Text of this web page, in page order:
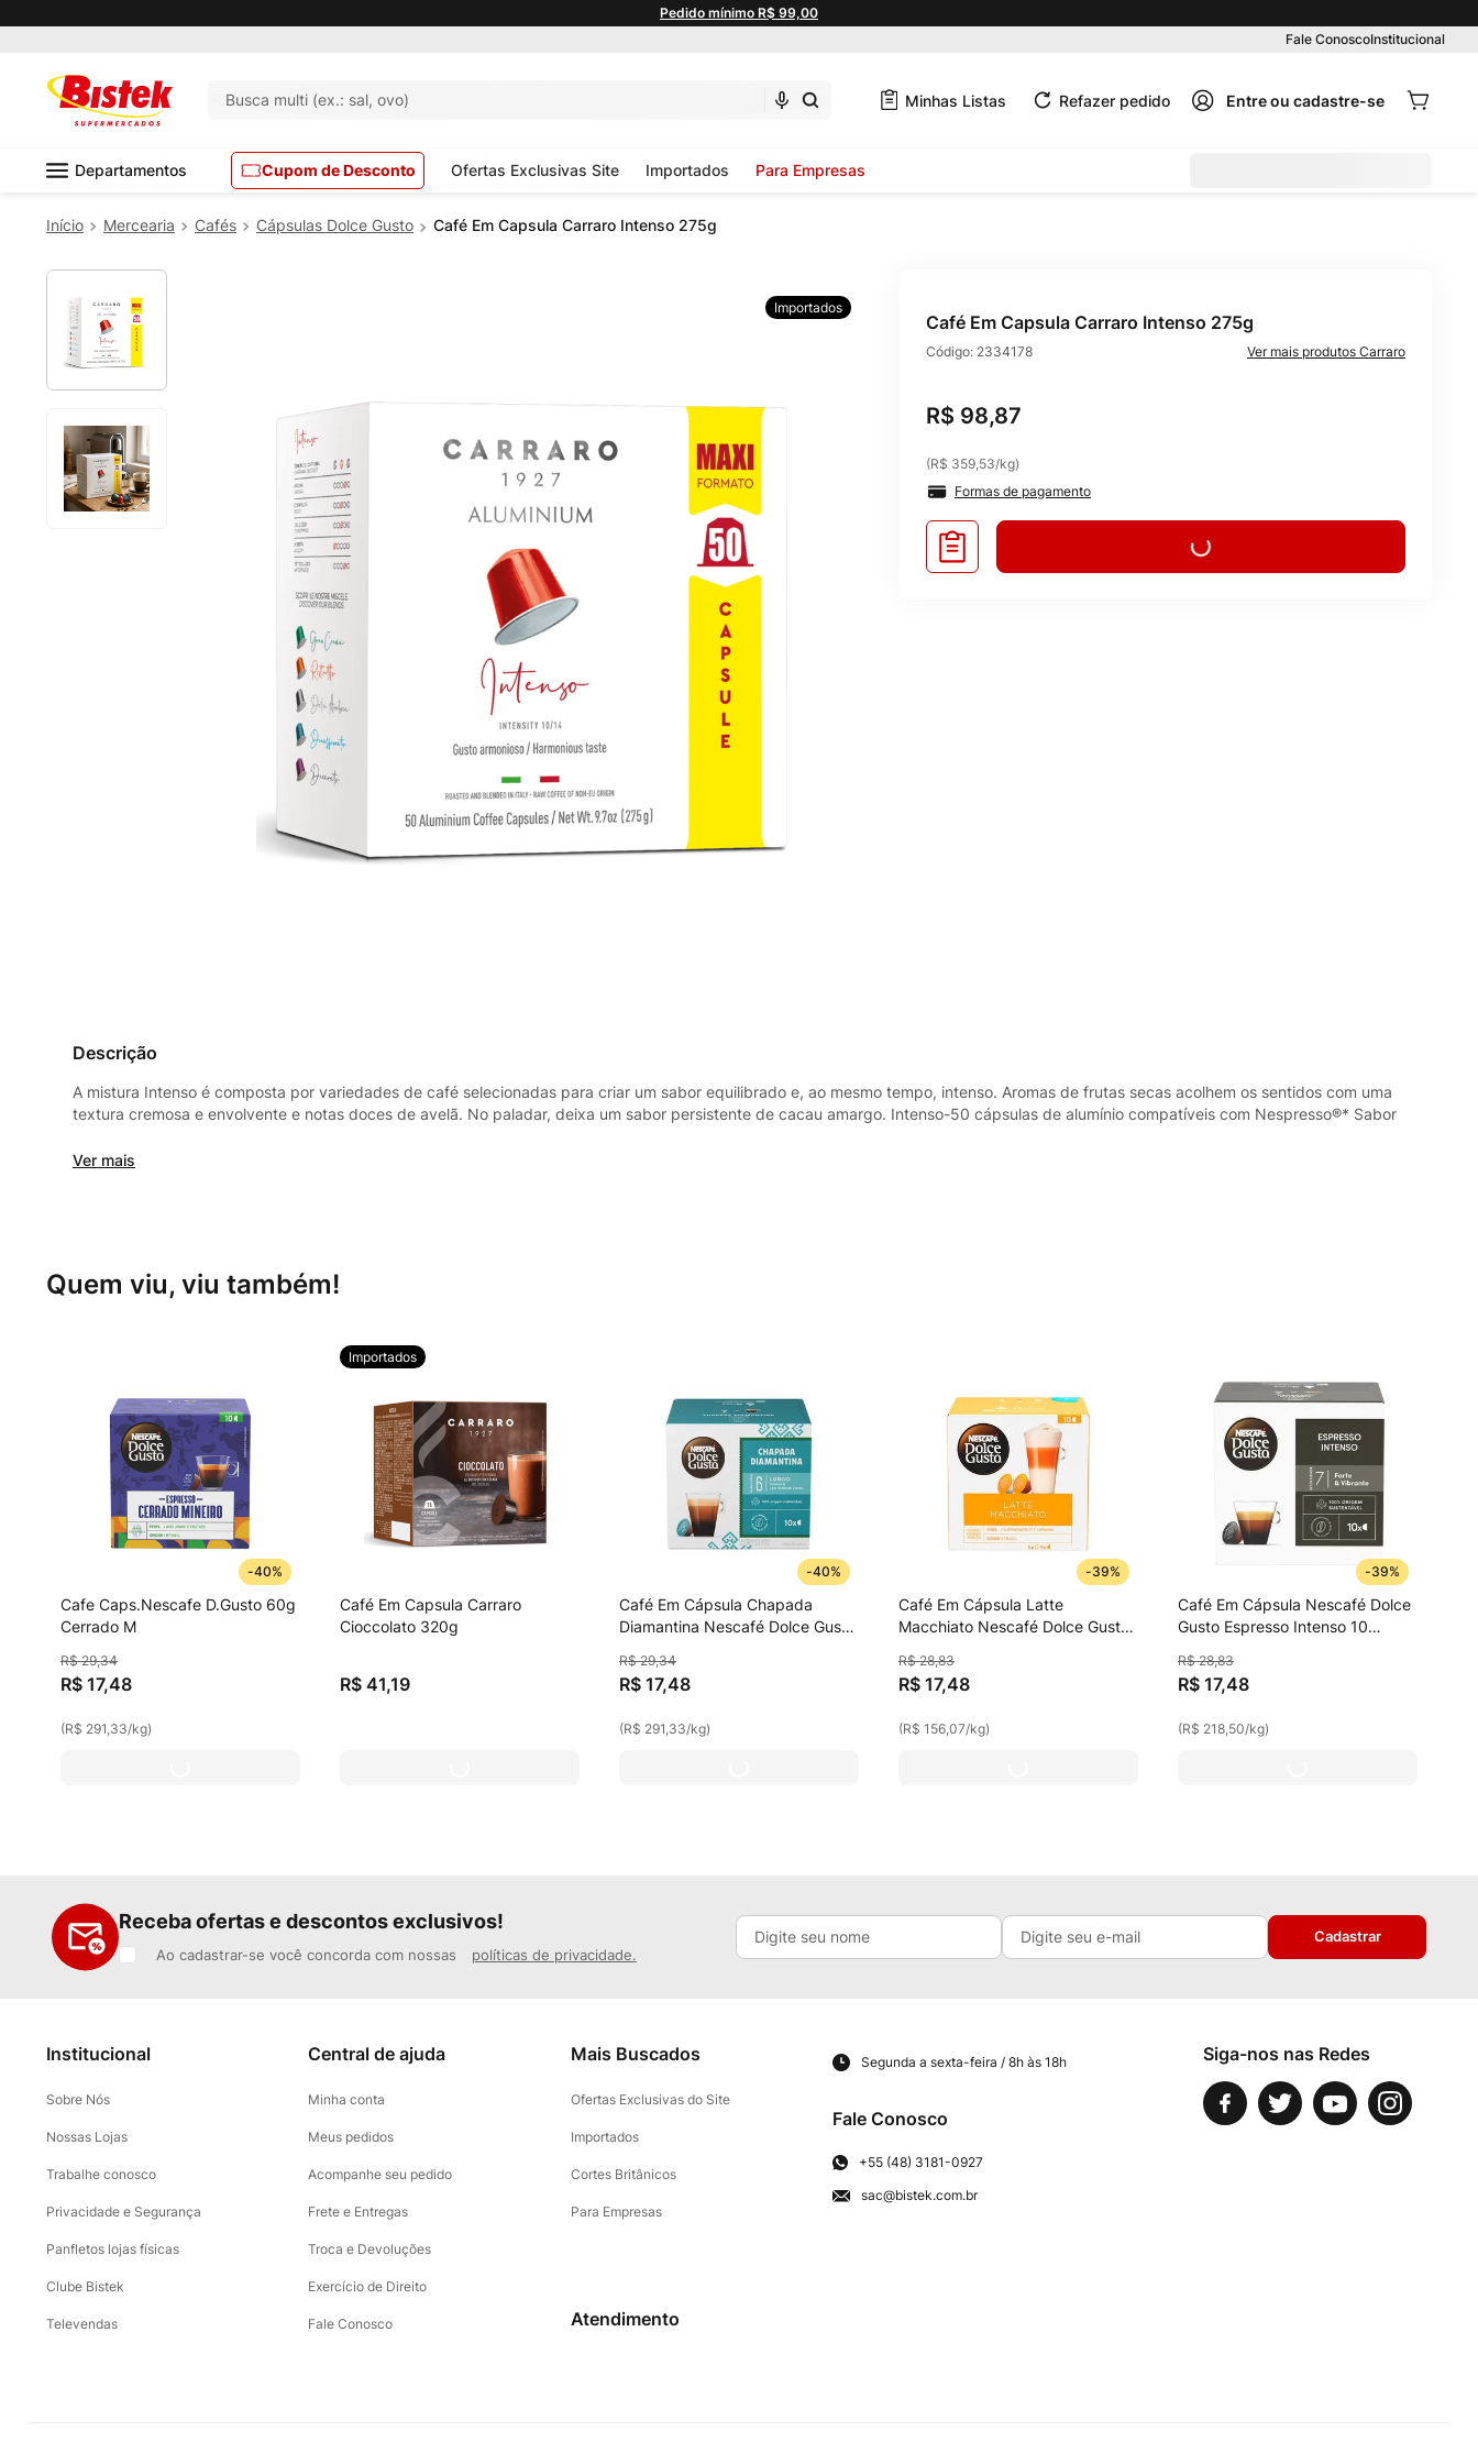
Pedido mínimo R$ 99,00
Fale ConoscoInstitucional
Busca multi (ex.: sal, ovo) Minhas Listas Refazer pedido
Departamentos Cupom de Desconto Ofertas Exclusivas Site Importados Para Empresas
Mercearia Cafés Cápsulas Dolce Gusto Café Em Capsula Carraro Intenso 275g
Importados
Café Em Capsula Carraro Intenso 275g
Código: 2334178 Carraro
R$ 98,87
(R$ 359,53/kg)
Formas de pagamento
Descrição
A mistura Intenso é composta por variedades de café selecionadas para criar um sabor equilibrado e, ao mesmo tempo, intenso. Aromas de frutas secas acolhem os sentidos com uma
textura cremosa e envolvente e notas doces de avelã. No paladar, deixa um sabor persistente de cacau amargo. Intenso-50 cápsulas de alumínio compatíveis com Nespresso®* Sabor
Ver mais
Quem viu, viu também!
-40%
Cafe Caps.Nescafe D.Gusto 60g
Cerrado M
R$ 29,34
R$ 17,48
(R$ 291,33/kg)
Importados
Café Em Capsula Carraro
Cioccolato 320g
R$ 41,19
-40%
Café Em Cápsula Chapada
Diamantina Nescafé Dolce Gusto
R$ 29,34
R$ 17,48
(R$ 291,33/kg)
-39%
Café Em Cápsula Latte
Macchiato Nescafé Dolce Gusto
R$ 28,83
R$ 17,48
(R$ 156,07/kg)
-39%
Café Em Cápsula Nescafé Dolce
Gusto Espresso Intenso 10
R$ 28,83
R$ 17,48
(R$ 218,50/kg)
Receba ofertas e descontos exclusivos!
Ao cadastrar-se você concorda com nossas políticas de privacidade.
Cadastrar
Institucional
Sobre Nós
Nossas Lojas
Trabalhe conosco
Privacidade e Segurança
Panfletos lojas físicas
Clube Bistek
Televendas
Central de ajuda
Minha conta
Meus pedidos
Acompanhe seu pedido
Frete e Entregas
Troca e Devoluções
Exercício de Direito
Fale Conosco
Mais Buscados
Ofertas Exclusivas do Site
Importados
Cortes Britânicos
Para Empresas
Atendimento
Segunda a sexta-feira / 8h às 18h
Fale Conosco
+55 (48) 3181-0927
sac@bistek.com.br
Siga-nos nas Redes